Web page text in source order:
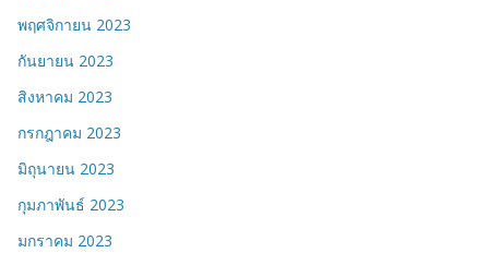
พฤศจิกายน 2023
กันยายน 2023
สิงหาคม 2023
กรกฎาคม 2023
มิถุนายน 2023
กุมภาพันธ์ 2023
มกราคม 2023